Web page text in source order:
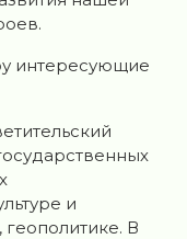
интересующие
и
В